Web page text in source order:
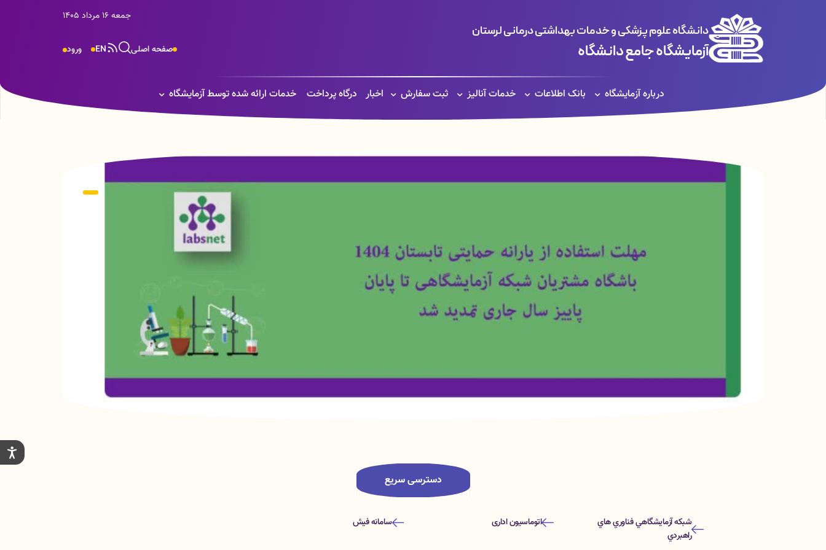
دانشگاه علوم پزشکی و خدمات بهداشتی درمانی لرستان
آزمایشگاه جامع دانشگاه
جمعه 16 مرداد 1405
ورود EN صفحه اصلی
درباره آزمایشگاه بانک اطلاعات خدمات آنالیز ثبت سفارش اخبار درگاه پرداخت خدمات ارائه شده توسط آزمایشگاه
دسترسی سریع
شبكه آزمايشگاهي فناوري هاي
راهبردي
اتوماسیون اداری سامانه فیش